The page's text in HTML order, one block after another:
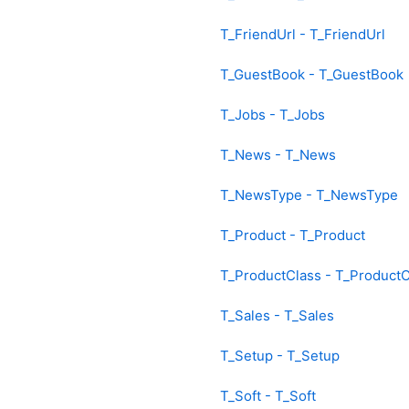
T_FriendUrl - T_FriendUrl
T_GuestBook - T_GuestBook
T_Jobs - T_Jobs
T_News - T_News
T_NewsType - T_NewsType
T_Product - T_Product
T_ProductClass -
T_Sales - T_Sales
T_Setup - T_Setup
T_Soft - T_Soft